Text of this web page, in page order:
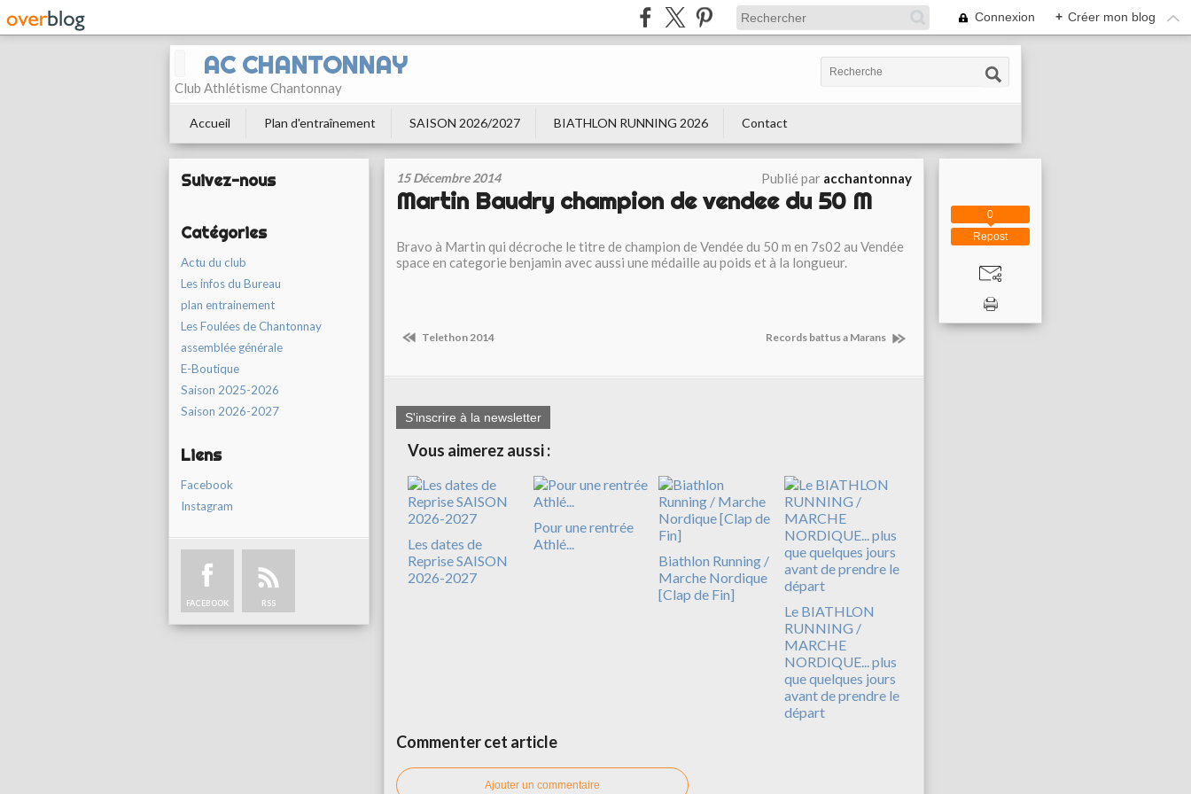
Connexion + Créer mon blog
AC CHANTONNAY
Club Athlétisme Chantonnay
Accueil Plan d'entraînement SAISON 2026/2027 BIATHLON RUNNING 2026 Contact
Suivez-nous
Catégories
Actu du club
Les infos du Bureau
plan entrainement
Les Foulées de Chantonnay
assemblée générale
E-Boutique
Saison 2025-2026
Saison 2026-2027
Liens
Facebook
Instagram
FACEBOOK RSS
15 Décembre 2014 Publié par acchantonnay
Martin Baudry champion de vendee du 50 M
Bravo à Martin qui décroche le titre de champion de Vendée du 50 m en 7s02 au Vendée
space en categorie benjamin avec aussi une médaille au poids et à la longueur.
Telethon 2014 Records battus a Marans
S'inscrire à la newsletter
Vous aimerez aussi :
Les dates de
Reprise SAISON
2026-2027
Pour une rentrée
Athlé...
Biathlon Running /
Marche Nordique
[Clap de Fin]
Le BIATHLON
RUNNING /
MARCHE
NORDIQUE... plus
que quelques jours
avant de prendre le
départ
Commenter cet article
Ajouter un commentaire
Repost
0